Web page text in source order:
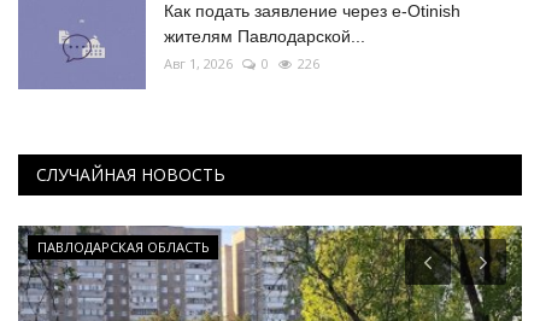
Как подать заявление через e-Otinish
жителям Павлодарской...
Авг 1, 2026 0 226
СЛУЧАЙНАЯ НОВОСТЬ
ПАВЛОДАРСКАЯ ОБЛАСТЬ